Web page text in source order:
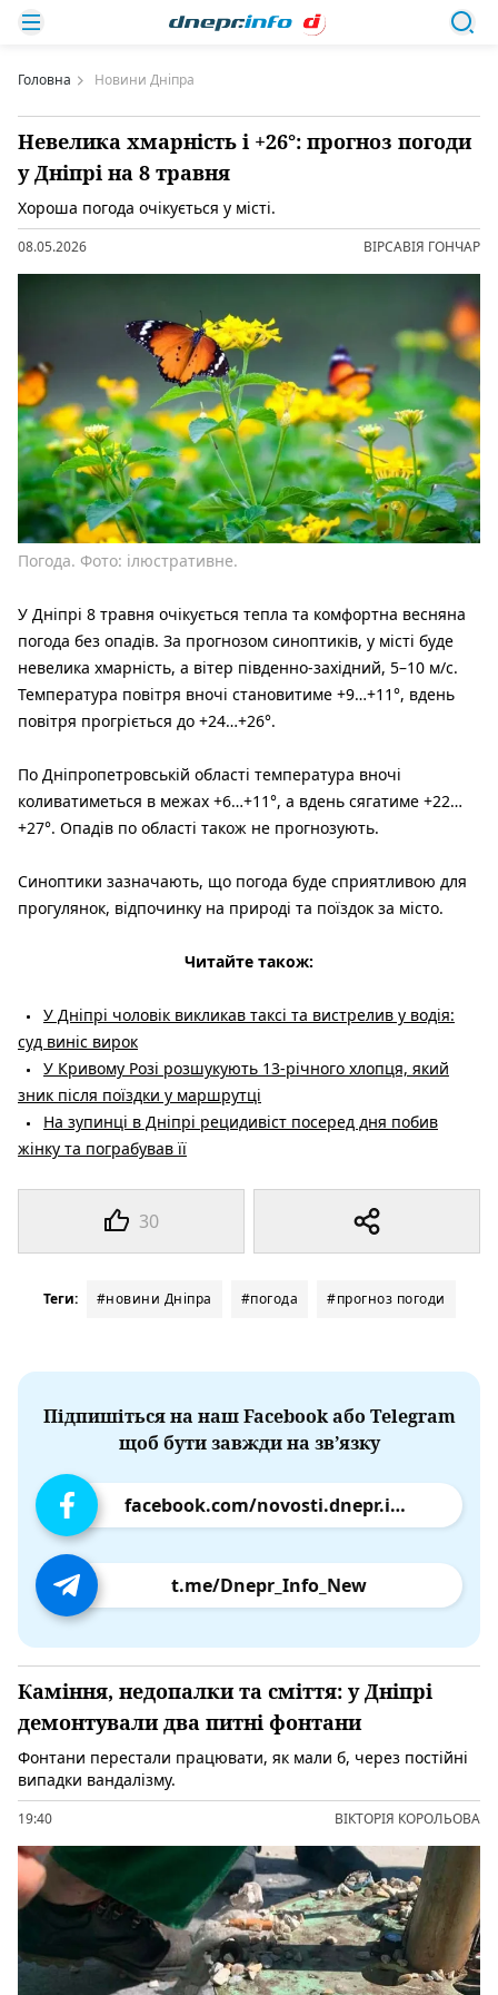
Головна Новини Дніпра
Невелика хмарність і +26°: прогноз погоди
у Дніпрі на 8 травня
Хороша погода очікується у місті.
08.05.2026 ВІРСАВІЯ ГОНЧАР
30
Погода. Фото: ілюстративне.
У Дніпрі 8 травня очікується тепла та комфортна весняна
погода без опадів. За прогнозом синоптиків, у місті буде
невелика хмарність, а вітер південно-західний, 5–10 м/с.
Температура повітря вночі становитиме +9…+11°, вдень
повітря прогріється до +24…+26°.
По Дніпропетровській області температура вночі
коливатиметься в межах +6…+11°, а вдень сягатиме +22…
+27°. Опадів по області також не прогнозують.
Синоптики зазначають, що погода буде сприятливою для
прогулянок, відпочинку на природі та поїздок за місто.
Читайте також:
У Дніпрі чоловік викликав таксі та вистрелив у водія:
суд виніс вирок
У Кривому Розі розшукують 13-річного хлопця, який
зник після поїздки у маршрутці
На зупинці в Дніпрі рецидивіст посеред дня побив
жінку та пограбував її
Теги: #новини Дніпра #погода #прогноз погоди
Підпишіться на наш Facebook або Telegram
щоб бути завжди на зв’язку
facebook.com/novosti.dnepr.info
t.me/Dnepr_Info_New
Каміння, недопалки та сміття: у Дніпрі
демонтували два питні фонтани
Фонтани перестали працювати, як мали б, через постійні
випадки вандалізму.
19:40 ВІКТОРІЯ КОРОЛЬОВА